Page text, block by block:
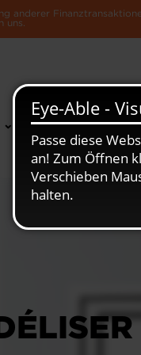
anderer
uns.
Suche
News &